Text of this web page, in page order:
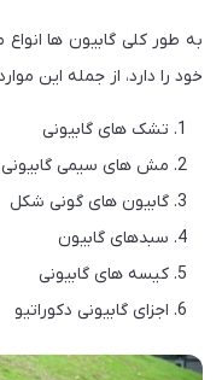
به طور کلی گابیون ها
خود را دارد، از جمله این
تشک های گابیونی
مش های سیمی گابیونی
گابیون های گونی شکل
سبدهای گابیون
کیسه های گابیونی
اجزای گابیونی دکوراتیو